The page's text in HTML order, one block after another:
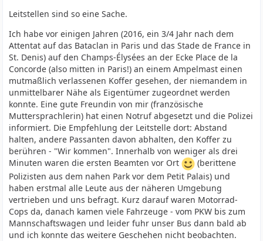
Leitstellen sind so eine Sache.
Ich habe vor einigen Jahren (2016, ein 3/4 Jahr nach dem
Attentat auf das Bataclan in Paris und das Stade de France in
St. Denis) auf den Champs-Élysées an der Ecke Place de la
Concorde (also mitten in Paris!) an einem Ampelmast einen
mutmaßlich verlassenen Koffer gesehen, der niemandem in
unmittelbarer Nähe als Eigentümer zugeordnet werden
konnte. Eine gute Freundin von mir (französische
Muttersprachlerin) hat einen Notruf abgesetzt und die Polizei
informiert. Die Empfehlung der Leitstelle dort: Abstand
halten, andere Passanten davon abhalten, den Koffer zu
berühren - "Wir kommen". Innerhalb von weniger als drei
Minuten waren die ersten Beamten vor Ort
(berittene
Polizisten aus dem nahen Park vor dem Petit Palais) und
haben erstmal alle Leute aus der näheren Umgebung
vertrieben und uns befragt. Kurz darauf waren Motorrad-
Cops da, danach kamen viele Fahrzeuge - vom PKW bis zum
Mannschaftswagen und leider fuhr unser Bus dann bald ab
und ich konnte das weitere Geschehen nicht beobachten.